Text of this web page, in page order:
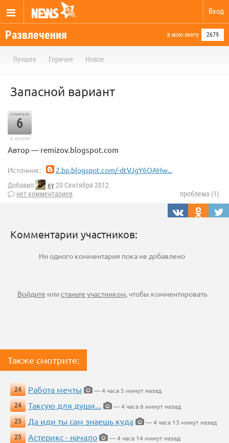
Вход
Развлечения в мою ленту 2679
Лучшее Горячее Новое
Запасной вариант
отметили
6
в архиве
Автор — remizov.blogspot.com
Источник: 2.bp.blogspot.com/-dtVJgY6OAHw...
Добавил ку20 Сентября 2012
нет комментариев
проблема (1)
Комментарии участников:
Ни одного комментария пока не добавлено
Войдите илистаньте участником, чтобы комментировать
Также смотрите:
24 Работа мечты
— 4 часа 5 минут назад
24
Таксую для души...
— 4 часа 6 минут назад
25
Да иди ты сам знаешь куда
— 4 часа 13 минут назад
25
Астерикс - начало
— 4 часа 14 минут назад